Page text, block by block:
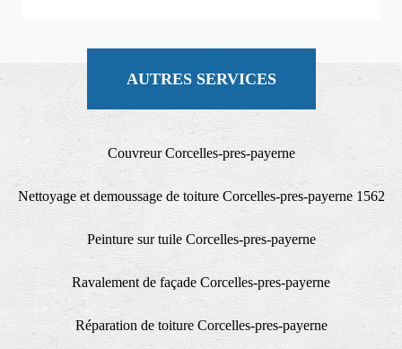
AUTRES SERVICES
Couvreur Corcelles-pres-payerne
Nettoyage et demoussage de toiture Corcelles-pres-payerne 1562
Peinture sur tuile Corcelles-pres-payerne
Ravalement de façade Corcelles-pres-payerne
Réparation de toiture Corcelles-pres-payerne